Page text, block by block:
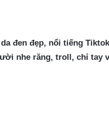
đen đẹp, nổi tiếng
nhe răng, troll, chỉ tay